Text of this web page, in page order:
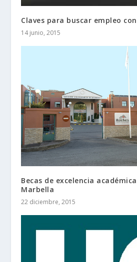
Claves para buscar empleo
14 junio, 2015
Becas de excelencia
Marbella
22 diciembre, 2015